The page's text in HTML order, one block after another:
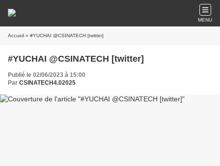
MENU
Accueil » #YUCHAI @CSINATECH [twitter]
#YUCHAI @CSINATECH [twitter]
Publié le 02/06/2023 à 15:00
Par CSINATECH4.02025